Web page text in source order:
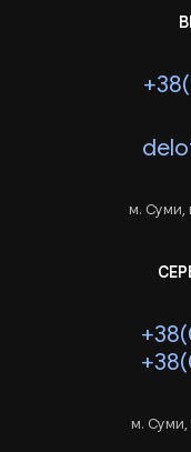
м. Суми,
м. Суми,